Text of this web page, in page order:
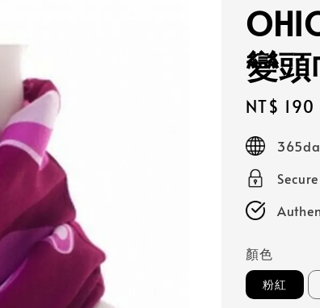
變
Sale
price
NT$ 190
顏色
粉紅